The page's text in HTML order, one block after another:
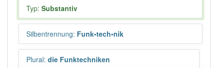
Typ: Substantiv
Silbentrennung: Funk•tech•nik
Plural: die Funktechniken